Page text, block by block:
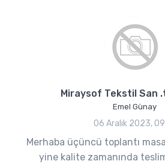
Miraysof Tekstil San
Emel Günay
06 Aralık 2023,
Merhaba üçüncü toplantı
yine kalite zamanında